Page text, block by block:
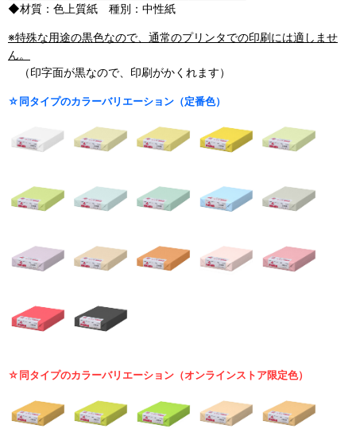
◆材質：色上質紙 種別：中性紙
※特殊な用途の黒色なので、通常のプリンタでの印刷には適しませ
ん。
（印字面が黒なので、印刷がかくれます）
☆同タイプのカラーバリエーション（定番色）
☆同タイプのカラーバリエーション（オンラインストア限定色）